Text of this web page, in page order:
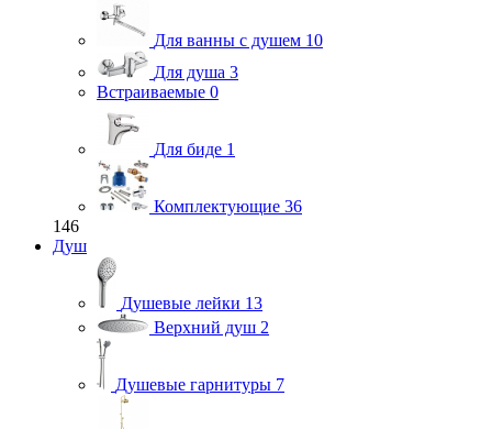
Для ванны с душем 10
Для душа 3
Встраиваемые 0
Для биде 1
Комплектующие 36
146
Душ
Душевые лейки 13
Верхний душ 2
Душевые гарнитуры 7